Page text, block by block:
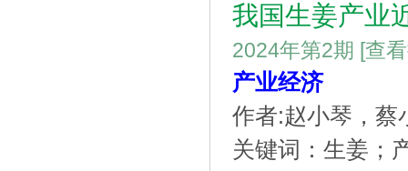
我国生姜产业
2024年第2期 [查
产业经济
作者:赵小琴，蔡
关键词：生姜；